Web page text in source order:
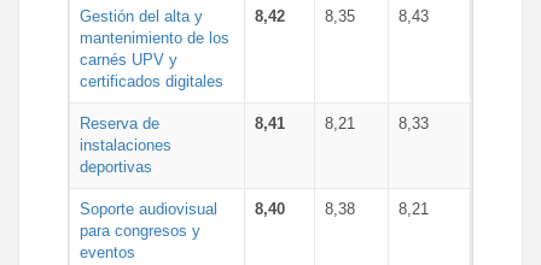
Gestión del alta y
mantenimiento de los
carnés UPV y
certificados digitales
8,42 8,35 8,43
Reserva de
instalaciones
deportivas
8,41 8,21 8,33
Soporte audiovisual
para congresos y
eventos
8,40 8,38 8,21